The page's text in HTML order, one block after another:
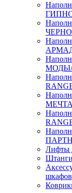
МОДЫ/
Лифты
шкафов